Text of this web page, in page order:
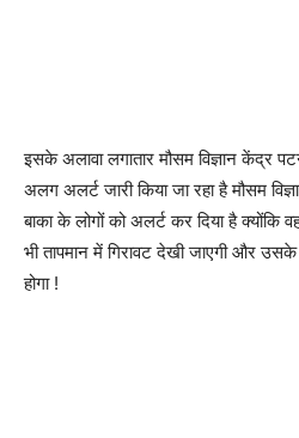
इसके अलावा लगातार मौसम विज्ञान केंद्र
अलग अलर्ट जारी किया जा रहा है मौसम
बाका के लोगों को अलर्ट कर दिया है क्योंकि
भी तापमान में गिरावट देखी जाएगी और
होगा !